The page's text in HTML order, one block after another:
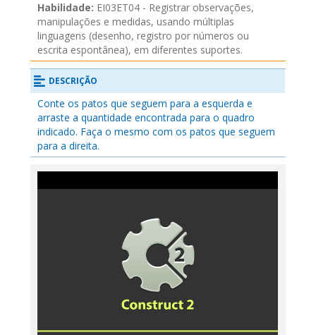
Habilidade: EI03ET04 - Registrar observações,
manipulações e medidas, usando múltiplas
linguagens (desenho, registro por números ou
escrita espontânea), em diferentes suportes.
DESCRIÇÃO
Conte os patos que seguem para a esquerda e
arraste a quantidade encontrada para o quadro
indicado. Faça o mesmo com os patos que seguem
para a direita.